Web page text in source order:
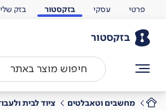
פרטי עסקי בזקסטור בזק שלי
בזקסטור
מחשבים וטאבלטים ציוד לבית